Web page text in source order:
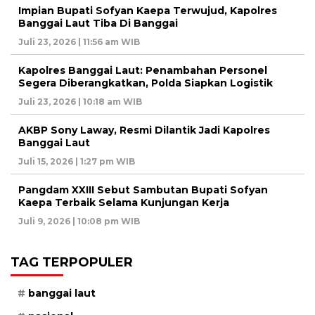
Impian Bupati Sofyan Kaepa Terwujud, Kapolres
Banggai Laut Tiba Di Banggai
Juli 23, 2026 | 11:56 am WIB
Kapolres Banggai Laut: Penambahan Personel
Segera Diberangkatkan, Polda Siapkan Logistik
Juli 23, 2026 | 10:18 am WIB
AKBP Sony Laway, Resmi Dilantik Jadi Kapolres
Banggai Laut
Juli 15, 2026 | 1:27 pm WIB
Pangdam XXIII Sebut Sambutan Bupati Sofyan
Kaepa Terbaik Selama Kunjungan Kerja
Juli 9, 2026 | 10:08 pm WIB
TAG TERPOPULER
banggai laut